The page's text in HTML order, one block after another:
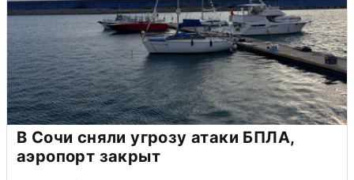
В Сочи сняли угрозу атаки БПЛА,
аэропорт закрыт